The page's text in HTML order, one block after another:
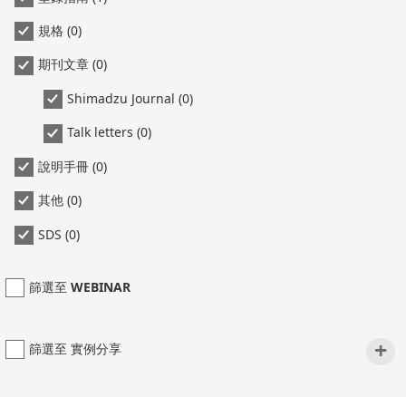
規格 (0)
期刊文章 (0)
Shimadzu Journal (0)
Talk letters (0)
說明手冊 (0)
其他 (0)
SDS (0)
篩選至 WEBINAR
篩選至 實例分享 +